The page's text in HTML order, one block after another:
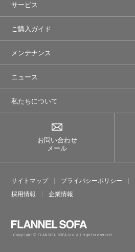
サービス
ご購入ガイド
メンテナンス
ニュース
私たちについて
お問い合わせ
メール
サイトマップ プライバシーポリシー
採⽤情報
企業情報
Copyright © FLANNEL SOFA Inc. All rights reserved